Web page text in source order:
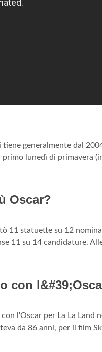
generalmente dal
lunedì di primavera
Oscar?
11 statuette su 12
11 su 14 candidature.
con
l'Oscar per La La Land
da 86 anni, per il film